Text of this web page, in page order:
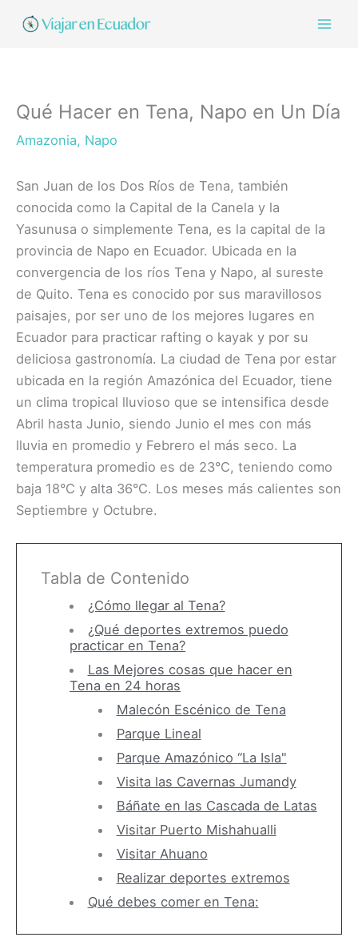
Qué Hacer en Tena, Napo en Un Día
Amazonia, Napo
San Juan de los Dos Ríos de Tena, también
conocida como la Capital de la Canela y la
Yasunusa o simplemente Tena, es la capital de la
provincia de Napo en Ecuador. Ubicada en la
convergencia de los ríos Tena y Napo, al sureste
de Quito. Tena es conocido por sus maravillosos
paisajes, por ser uno de los mejores lugares en
Ecuador para practicar rafting o kayak y por su
deliciosa gastronomía. La ciudad de Tena por estar
ubicada en la región Amazónica del Ecuador, tiene
un clima tropical lluvioso que se intensifica desde
Abril hasta Junio, siendo Junio el mes con más
lluvia en promedio y Febrero el más seco. La
temperatura promedio es de 23°C, teniendo como
baja 18°C y alta 36°C. Los meses más calientes son
Septiembre y Octubre.
Tabla de Contenido
¿Cómo llegar al Tena?
¿Qué deportes extremos puedo
practicar en Tena?
Las Mejores cosas que hacer en
Tena en 24 horas
Malecón Escénico de Tena
Parque Lineal
Parque Amazónico “La Isla"
Visita las Cavernas Jumandy
Báñate en las Cascada de Latas
Visitar Puerto Mishahualli
Visitar Ahuano
Realizar deportes extremos
Qué debes comer en Tena: